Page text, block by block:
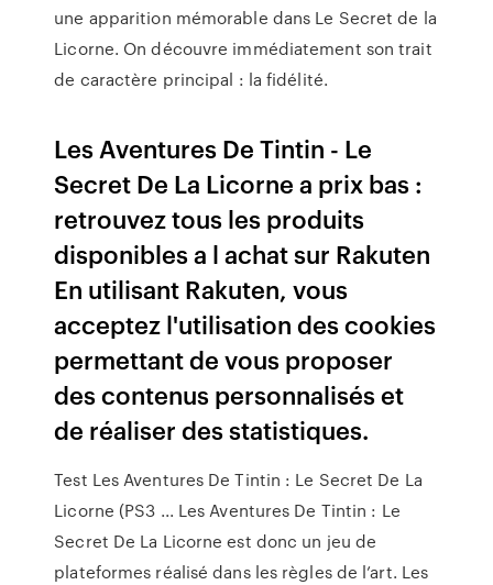
une apparition mémorable dans Le Secret de la
Licorne. On découvre immédiatement son trait
de caractère principal : la fidélité.
Les Aventures De Tintin - Le
Secret De La Licorne a prix bas :
retrouvez tous les produits
disponibles a l achat sur Rakuten
En utilisant Rakuten, vous
acceptez l'utilisation des cookies
permettant de vous proposer
des contenus personnalisés et
de réaliser des statistiques.
Test Les Aventures De Tintin : Le Secret De La
Licorne (PS3 ... Les Aventures De Tintin : Le
Secret De La Licorne est donc un jeu de
plateformes réalisé dans les règles de l’art. Les